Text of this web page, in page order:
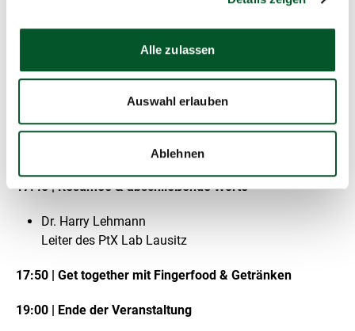
Alle zulassen
Auswahl erlauben
Ablehnen
Projektleiter für Kraftstoffe bei Agora Verkehrswende
Dr. Uta Weiss
Leiterin Public Affairs bei der Mabanaft GmbH &
Mittelständische Energiewirtschaft Deutschland e.V.
17:45 | Resümee & abschließende Worte
Dr. Harry Lehmann
Leiter des PtX Lab Lausitz
17:50 | Get together mit Fingerfood & Getränken
19:00 | Ende der Veranstaltung